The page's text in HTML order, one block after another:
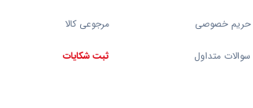
حریم خصوصی مرجوعی کالا
سوالات متداول ثبت شکایات